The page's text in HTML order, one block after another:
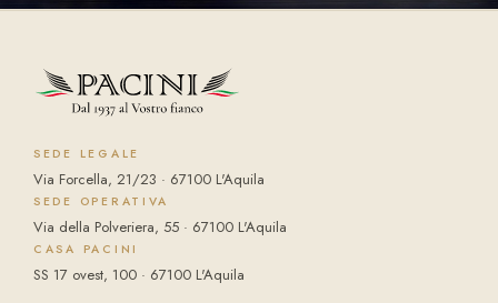
SEDE LEGALE
Via Forcella, 21/23 · 67100 L'Aquila
SEDE OPERATIVA
Via della Polveriera, 55 · 67100 L'Aquila
CASA PACINI
SS 17 ovest, 100 · 67100 L'Aquila